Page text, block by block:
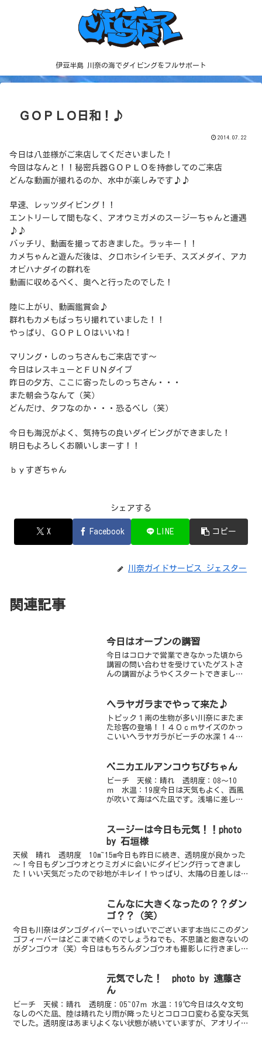
伊豆半島 川奈の海でダイビングをフルサポート
ＧＯＰＬＯ日和！♪
2014.07.22
今日は八並様がご来店してくださいました！
今回はなんと！！秘密兵器ＧＯＰＬＯを持参してのご来店
どんな動画が撮れるのか、水中が楽しみです♪♪
早速、レッツダイビング！！
エントリーして間もなく、アオウミガメのスージーちゃんと遭遇
♪♪
バッチリ、動画を撮っておきました。ラッキー！！
カメちゃんと遊んだ後は、クロホシイシモチ、スズメダイ、アカ
オビハナダイの群れを
動画に収めるべく、奥へと行ったのでした！
陸に上がり、動画鑑賞会♪
群れもカメもばっちり撮れていました！！
やっぱり、ＧＯＰＬＯはいいね！
マリング・しのっちさんもご来店です～
今日はレスキューとＦＵＮダイブ
昨日の夕方、ここに寄ったしのっちさん・・・
また朝会うなんて（笑）
どんだけ、タフなのか・・・恐るべし（笑）
今日も海況がよく、気持ちの良いダイビングができました！
明日もよろしくお願いしまーす！！
ｂｙすぎちゃん
シェアする
X Facebook LINE コピー
川奈ガイドサービス ジェスター
関連記事
今日はオープンの講習
今日はコロナで営業できなかった頃から
講習の問い合わせを受けていたゲストさ
んの講習がようやくスタートできまし
行えるくらい穏やかで透明度も回復。ト
ヘラヤガラまでやって来た♪
トピック１南の生物が多い川奈にまたま
た珍客の登場！！４０ｃｍサイズのかっ
こいいヘラヤガラがビーチの水深１４ｍ
メワケヤッコと一緒にお召し上がりくだ
ベニカエルアンコウちびちゃん
ビーチ 天候：晴れ 透明度：08～10
ｍ 水温：19度今日は天気もよく、西風
が吹いて海はべた凪です。浅場に差し込
より一層です。棚上で群れていたソラス
ズメダイが、最近では...
スージーは今日も元気！！photo
by 石垣様
天候 晴れ 透明度 10m~15m今日も昨日に続き、透明度が良かった
～！今日もダンゴウオとウミガメに会いにダイビング行ってきまし
た！いい天気だったので砂地がキレイ！やっぱり、太陽の日差しはい
こんなに大きくなったの？？ダン
ゴ？？（笑）
今日も川奈はダンゴダイバーでいっぱいでございます本当にこのダン
ゴフィーバーはどこまで続くのでしょうねでも、不思議と飽きないの
がダンゴウオ（笑）今日はもちろんダンゴウオも撮影しに行きました
元気でした！ photo by 遠藤さ
ん
ビーチ 天候：晴れ 透明度：05~07ｍ 水温：19℃今日は久々文句
なしのべた凪、陸は晴れたり雨が降ったりとコロコロ変わる変な天気
でした。透明度はあまりよくない状態が続いていますが、アオリイカ